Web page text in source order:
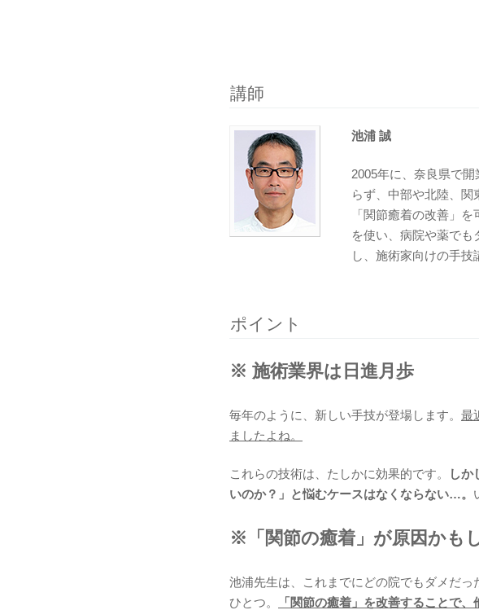
講師
池浦 誠
2005年に、奈良県で
らず、中部や北陸、
「関節癒着の改善」
を使い、病院や薬で
し、施術家向けの手技
ポイント
※ 施術業界は日進月歩
毎年のように、新しい手技が登場します。 最
ましたよね。
これらの技術は、たしかに効果的です。
しか
いのか？」と悩むケースはなくならない…。
※「関節の癒着」が原因かも
池浦先生は、これまでにどの院でもダメだ
ひとつ。
「関節の癒着」を改善することで